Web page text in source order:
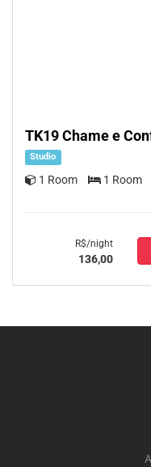
TK19 Chame e
Studio
1 Room 1 Room
R$/night
136,00